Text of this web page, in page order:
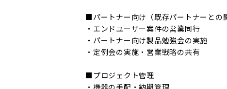
■パートナー向け（既存パートナーとの
・エンドユーザー案件の営業同行
・パートナー向け製品勉強会の実施
・定例会の実施・営業戦略の共有
■プロジェクト管理
・機器の手配・納期管理